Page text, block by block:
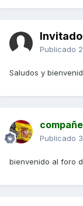
Publicado
Saludos y
Publicado
bienvenido al foro